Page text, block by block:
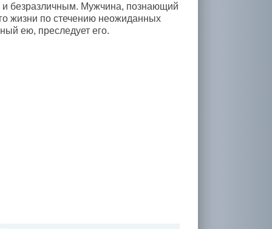
безразличным. Мужчина, познающий
жизни по стечению неожиданных
ею, преследует его.